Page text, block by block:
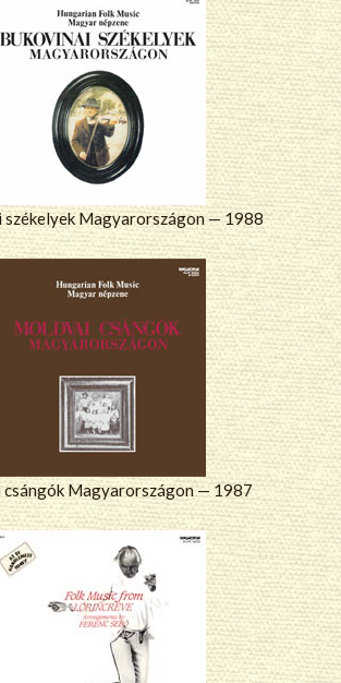
székelyek Magyarországon — 1988
Magyarországon — 1987